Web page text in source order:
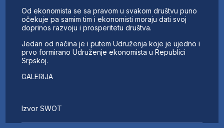
Od ekonomista se sa pravom u svakom društvu puno
očekuje pa samim tim i ekonomisti moraju dati svoj
doprinos razvoju i prosperitetu društva.
Jedan od načina je i putem Udruženja koje je ujedno i
prvo formirano Udruženje ekonomista u Republici
Srpskoj.
GALERIJA
Izvor SWOT